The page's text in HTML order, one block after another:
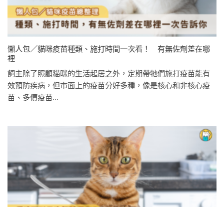
懶人包／貓咪疫苗種類、施打時間一次看！ 有無佐劑差在哪
裡
飼主除了照顧貓咪的生活起居之外，定期帶牠們施打疫苗能有
效預防疾病，但市面上的疫苗分好多種，像是核心和非核心疫
苗、多價疫苗...